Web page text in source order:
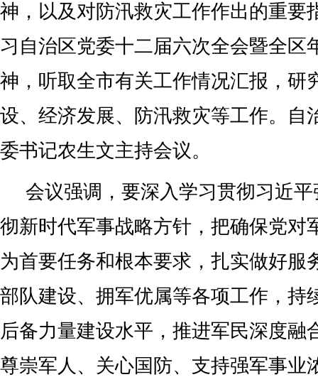
神，以及对防汛救灾工作作出的重要
习自治区党委十二届六次全会暨全区
神，听取全市有关工作情况汇报，研
设、经济发展、防汛救灾等工作。自
委书记农生文主持会议。
会议强调，要深入学习贯彻习近
彻新时代军事战略方针，把确保党对
为首要任务和根本要求，扎实做好服
部队建设、拥军优属等各项工作，持
后备力量建设水平，推进军民深度融
尊崇军人、关心国防、支持强军事业